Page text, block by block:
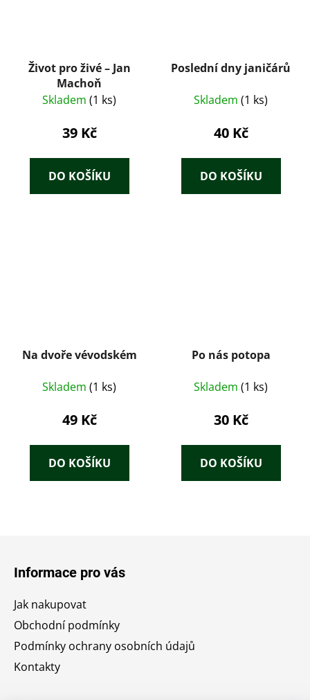
Život pro živé – Jan
Machoň
Skladem (1 ks)
39 Kč
DO KOŠÍKU
Poslední dny janičárů
Skladem (1 ks)
40 Kč
DO KOŠÍKU
Na dvoře vévodském
Skladem (1 ks)
49 Kč
DO KOŠÍKU
Po nás potopa
Skladem (1 ks)
30 Kč
DO KOŠÍKU
Informace pro vás
Jak nakupovat
Obchodní podmínky
Podmínky ochrany osobních údajů
Kontakty